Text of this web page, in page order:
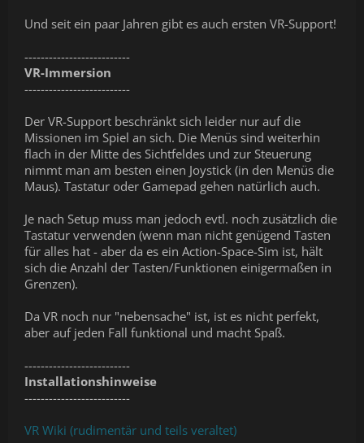
Und seit ein paar Jahren gibt es auch ersten VR-Support!
--------------------------
VR-Immersion
--------------------------
Der VR-Support beschränkt sich leider nur auf die
Missionen im Spiel an sich. Die Menüs sind weiterhin
flach in der Mitte des Sichtfeldes und zur Steuerung
nimmt man am besten einen Joystick (in den Menüs die
Maus). Tastatur oder Gamepad gehen natürlich auch.
Je nach Setup muss man jedoch evtl. noch zusätzlich die
Tastatur verwenden (wenn man nicht genügend Tasten
für alles hat - aber da es ein Action-Space-Sim ist, hält
sich die Anzahl der Tasten/Funktionen einigermaßen in
Grenzen).
Da VR noch nur "nebensache" ist, ist es nicht perfekt,
aber auf jeden Fall funktional und macht Spaß.
--------------------------
Installationshinweise
--------------------------
VR Wiki (rudimentär und teils veraltet)